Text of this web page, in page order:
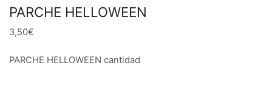
PARCHE HELLOWEEN
3,50€
PARCHE HELLOWEEN cantidad